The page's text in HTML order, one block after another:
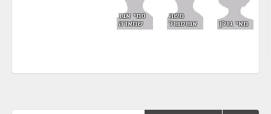
מאי גולן
משה
אבוטבול
סמי אבו
שחאדה